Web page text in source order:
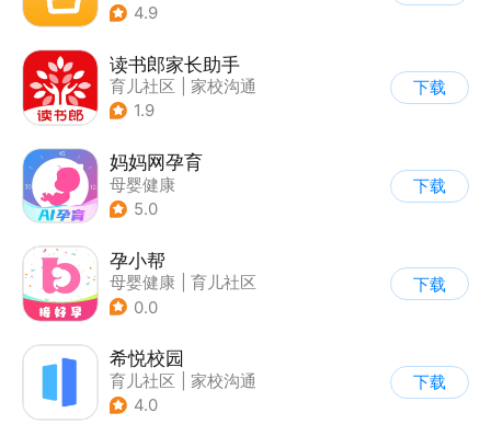
4.9
读书郎家长助手
育儿社区
家校沟通
1.9
下载
妈妈网孕育
母婴健康
5.0
下载
孕小帮
母婴健康
育儿社区
0.0
下载
希悦校园
育儿社区
家校沟通
4.0
下载